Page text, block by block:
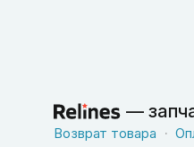
—
Возврат товара